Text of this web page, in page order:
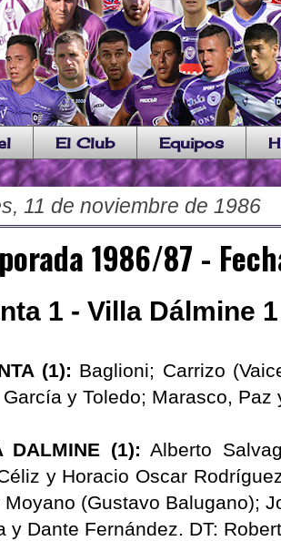
El Club Equipos
11 de noviembre de 1986
1986/87 -
1 - Villa Dálmine 1
(1): Baglioni; Carrizo
y Toledo; Marasco, Paz
DALMINE (1): Alberto
y Horacio Oscar
Moyano (Gustavo Balugano);
y Dante Fernández. DT: